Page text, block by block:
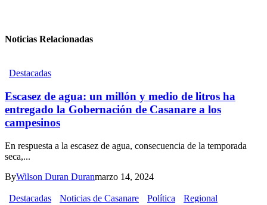
Noticias Relacionadas
Destacadas
Escasez de agua: un millón y medio de litros ha
entregado la Gobernación de Casanare a los
campesinos
En respuesta a la escasez de agua, consecuencia de la temporada
seca,...
ByWilson Duran Duranmarzo 14, 2024
Destacadas Noticias de Casanare Política Regional